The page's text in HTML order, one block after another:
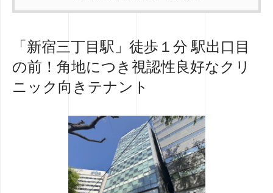
「新宿三丁目駅」徒歩１分 駅出口目
の前！角地につき視認性良好なクリ
ニック向きテナント